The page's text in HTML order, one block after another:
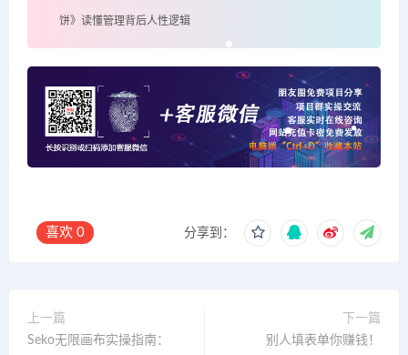
饼》读懂管理背后人性逻辑
喜欢 0 分享到：
上一篇
Seko无限画布实操指南：
下一篇
别人填表单你赚钱！